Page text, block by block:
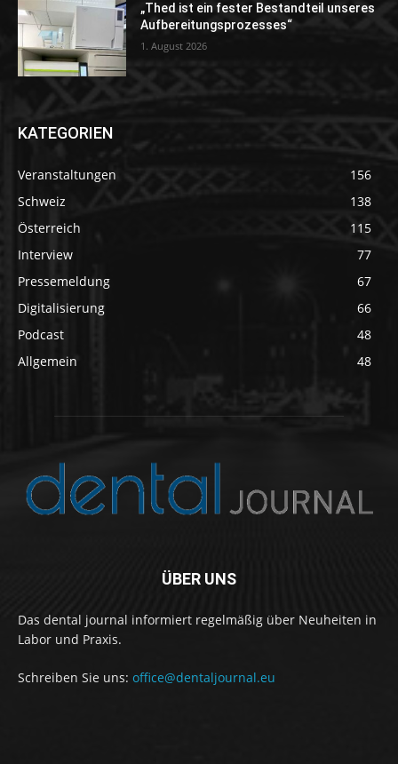
„Thed ist ein fester Bestandteil unseres
Aufbereitungsprozesses“
1. August 2026
KATEGORIEN
Veranstaltungen
156
Schweiz
138
Österreich
115
Interview
77
Pressemeldung
67
Digitalisierung
66
Podcast
48
Allgemein
48
ÜBER UNS
Das dental journal informiert regelmäßig über Neuheiten in
Labor und Praxis.
Schreiben Sie uns: office@dentaljournal.eu